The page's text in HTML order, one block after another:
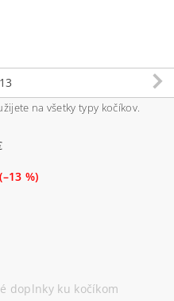
na všetky typy kočíkov.
(–13 %)
doplnky ku kočíkom